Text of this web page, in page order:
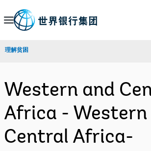
Skip
Navigation
理解贫困
Western and
Africa - Western
Central Africa-